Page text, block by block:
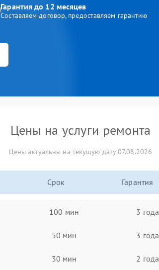
Гарантия до 12 месяцев
Составляем договор, предоставляем гарантию
Цены на услуги ремонта
Цены актуальны на текущую дату 07.08.2026
Срок Гарантия
100 мин 3 года
50 мин 3 года
30 мин 2 года